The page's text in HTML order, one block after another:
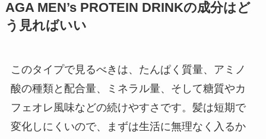
AGA MEN’s PROTEIN DRINKの成分はど
う見ればいい
このタイプで見るべきは、たんぱく質量、アミノ
酸の種類と配合量、ミネラル量、そして糖質やカ
フェオレ風味などの続けやすさです。髪は短期で
変化しにくいので、まずは生活に無理なく入るか